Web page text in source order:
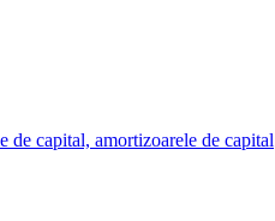
de capital, amortizoarele de capital